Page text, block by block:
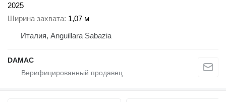
2025
Ширина захвата 1,07 м
Италия, Anguillara Sabazia
DAMAC